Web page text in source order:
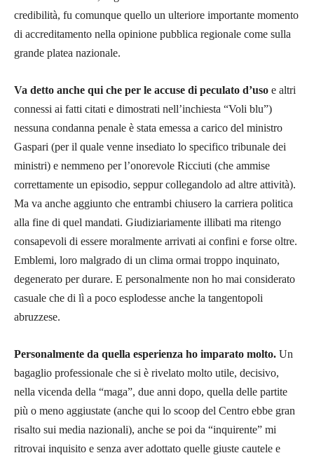
credibilità, fu comunque quello un ulteriore importante momento
di accreditamento nella opinione pubblica regionale come sulla
grande platea nazionale.
Va detto anche qui che per le accuse di peculato d’uso e altri
connessi ai fatti citati e dimostrati nell’inchiesta “Voli blu”)
nessuna condanna penale è stata emessa a carico del ministro
Gaspari (per il quale venne insediato lo specifico tribunale dei
ministri) e nemmeno per l’onorevole Ricciuti (che ammise
correttamente un episodio, seppur collegandolo ad altre attività).
Ma va anche aggiunto che entrambi chiusero la carriera politica
alla fine di quel mandati. Giudiziariamente illibati ma ritengo
consapevoli di essere moralmente arrivati ai confini e forse oltre.
Emblemi, loro malgrado di un clima ormai troppo inquinato,
degenerato per durare. E personalmente non ho mai considerato
casuale che di lì a poco esplodesse anche la tangentopoli
abruzzese.
Personalmente da quella esperienza ho imparato molto. Un
bagaglio professionale che si è rivelato molto utile, decisivo,
nella vicenda della “maga”, due anni dopo, quella delle partite
più o meno aggiustate (anche qui lo scoop del Centro ebbe gran
risalto sui media nazionali), anche se poi da “inquirente” mi
ritrovai inquisito e senza aver adottato quelle giuste cautele e